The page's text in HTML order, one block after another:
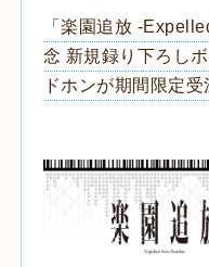
「楽園追放 -
念 新規録り下ろし
ドホンが期間限定受